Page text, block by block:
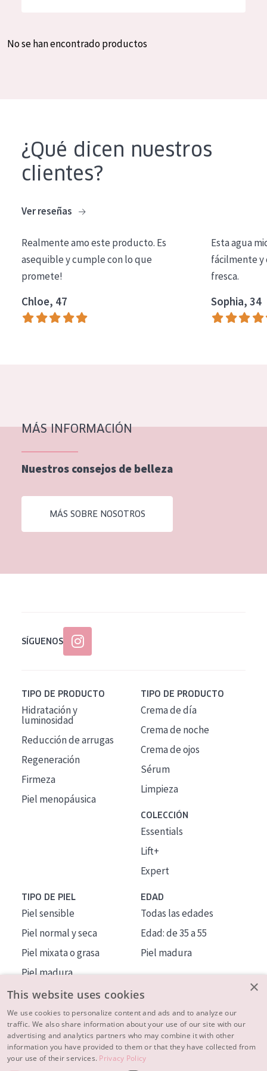
Crema de día
Crema de noche
Limpieza
COLECCIÓN
Essentials
Lift+
Piel normal y seca
Piel mixata o grasa
Piel madura
Piel expuesta al sol
Piel menopáusica
Todas las edades
Spanish
No se han encontrado productos
¿Qué dicen nuestros
clientes?
Ver reseñas
Realmente amo este producto. Es
asequible y cumple con lo que
promete!
Chloe, 47
Esta agua
fácilmente y
fresca.
Sophia, 34
MÁS INFORMACIÓN
Nuestros consejos de belleza
MÁS SOBRE NOSOTROS
SÍGUENOS
TIPO DE PRODUCTO
Hidratación y
luminosidad
Reducción de arrugas
Regeneración
Firmeza
Piel menopáusica
TIPO DE PRODUCTO
Crema de día
Crema de noche
Crema de ojos
Sérum
Limpieza
COLECCIÓN
Essentials
Lift+
Expert
TIPO DE PIEL
Piel sensible
Piel normal y seca
Piel mixata o grasa
Piel madura
Piel expuesta al sol
Piel menopáusica
EDAD
Todas las edades
Edad: de 35 a 55
Piel madura
MÁS SOBRE NOSOTROS
INSPIRACIÓN
×
This website uses cookies
We use cookies to personalize content and ads and to analyze our
traffic. We also share information about your use of our site with our
advertising and analytics partners who may combine it with other
information you have provided to them or that they have collected from
your use of their services. Privacy Policy